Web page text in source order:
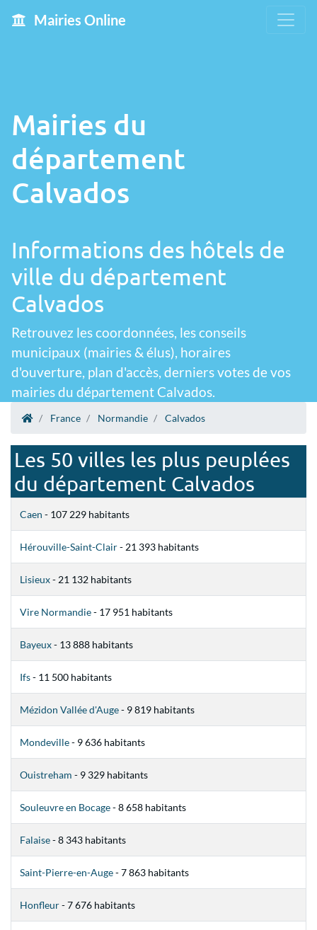
Mairies Online
Mairies du
département
Calvados
Informations des hôtels de
ville du département
Calvados
Retrouvez les coordonnées, les conseils
municipaux (mairies & élus), horaires
d'ouverture, plan d'accès, derniers votes de vos
mairies du département Calvados.
France Normandie Calvados
Les 50 villes les plus peuplées
du département Calvados
Caen - 107 229 habitants
Hérouville-Saint-Clair- 21 393 habitants
Lisieux- 21 132 habitants
Vire Normandie- 17 951 habitants
Bayeux- 13 888 habitants
Ifs- 11 500 habitants
Mézidon Vallée d'Auge- 9 819 habitants
Mondeville- 9 636 habitants
Ouistreham - 9 329 habitants
Souleuvre en Bocage- 8 658 habitants
Falaise- 8 343 habitants
Saint-Pierre-en-Auge- 7 863 habitants
Honfleur- 7 676 habitants